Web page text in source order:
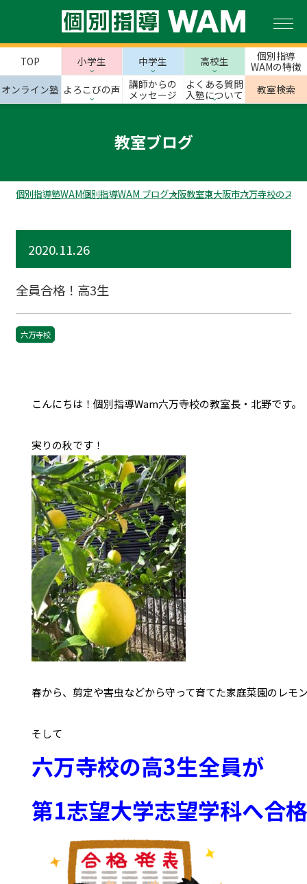
TOP 小学生 中学生 高校生
個別指導
WAMの特徴
オンライン塾 よろこびの声
講師からの
メッセージ
よくある質問
入塾について
教室検索
教室ブログ
個別指導塾WAM個別指導WAM ブログ大阪教室東大阪市六万寺校のスタ
2020.11.26
全員合格！高3生
六万寺校
こんにちは！個別指導Wam六万寺校の教室長・北野です。
春から、剪定や害虫などから守って育てた家庭菜園のレモ
六万寺校の高3生全員が
第1志望大学志望学科へ合